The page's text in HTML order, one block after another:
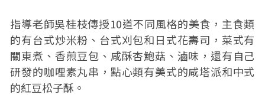
指導老師吳桂枝傳授10道不同風格的美食，主食類
的有台式炒米粉、台式刈包和日式花壽司，菜式有
關東煮、香煎豆包、咸酥杏鮑菇、滷味，還有自己
研發的咖哩素丸串，點心類有美式的咸塔派和中式
的紅豆松子酥。